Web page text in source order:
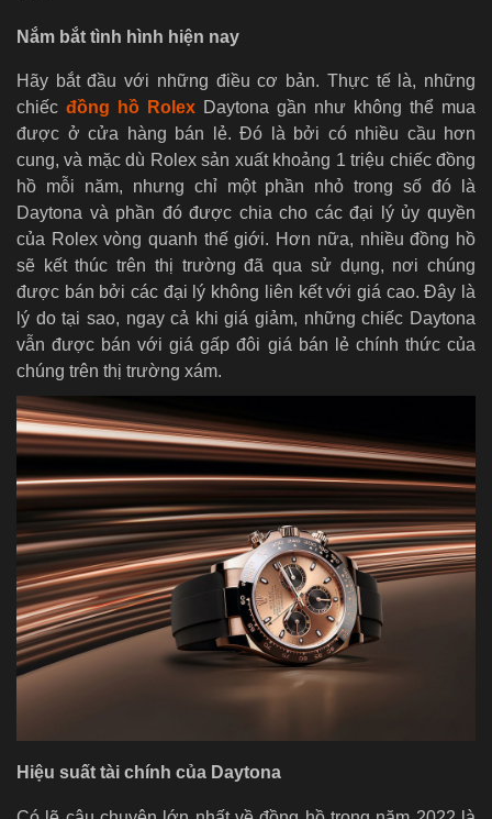
Nắm bắt tình hình hiện nay
Hãy bắt đầu với những điều cơ bản. Thực tế là, những
chiếc đồng hồ Rolex Daytona gần như không thể mua
được ở cửa hàng bán lẻ. Đó là bởi có nhiều cầu hơn
cung, và mặc dù Rolex sản xuất khoảng 1 triệu chiếc đồng
hồ mỗi năm, nhưng chỉ một phần nhỏ trong số đó là
Daytona và phần đó được chia cho các đại lý ủy quyền
của Rolex vòng quanh thế giới. Hơn nữa, nhiều đồng hồ
sẽ kết thúc trên thị trường đã qua sử dụng, nơi chúng
được bán bởi các đại lý không liên kết với giá cao. Đây là
lý do tại sao, ngay cả khi giá giảm, những chiếc Daytona
vẫn được bán với giá gấp đôi giá bán lẻ chính thức của
chúng trên thị trường xám.
Hiệu suất tài chính của Daytona